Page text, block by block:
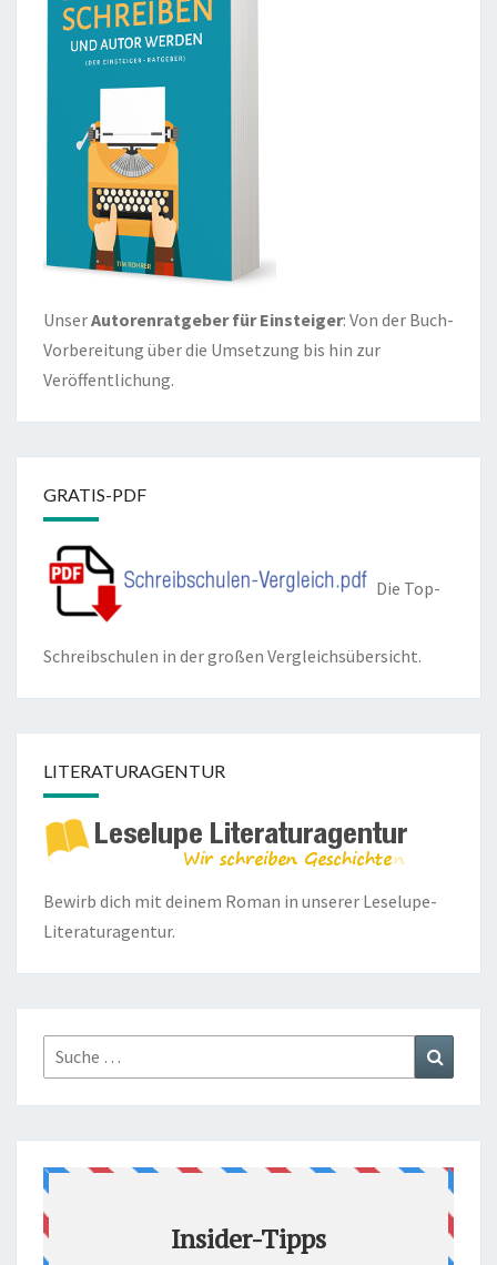
UnserAutorenratgeber für Einsteiger: Von der Buch-
Vorbereitung über die Umsetzung bis hin zur
Veröffentlichung.
GRATIS-PDF
Die Top-
Schreibschulen in der großen Vergleichsübersicht.
LITERATURAGENTUR
Bewirb dich mit deinem Roman in unserer Leselupe-
Literaturagentur.
Suche
nach: